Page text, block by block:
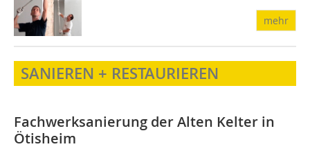
mehr
SANIEREN + RESTAURIEREN
Fachwerksanierung der Alten Kelter in
Ötisheim